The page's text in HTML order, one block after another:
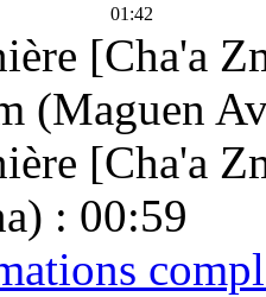
01:42
[Cha'a
(Maguen
[Cha'a
: 00:59